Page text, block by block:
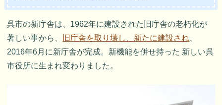
呉市の新庁舎は、1962年に建設された旧庁舎の老朽化が
著しい事から、
旧庁舎を取り壊し、新たに建設され
2016年6月に新庁舎が完成。新機能を併せ持った 新しい呉
市役所に生まれ変わりました。